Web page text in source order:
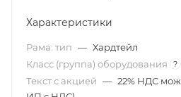
Характеристики
Рама: тип — Хардтейл
Класс (группа) оборудования
?
Текст с акцией — 22% НДС